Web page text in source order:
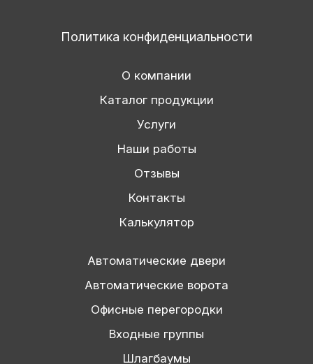
Политика конфиденциальности
О компании
Каталог продукции
Услуги
Наши работы
Отзывы
Контакты
Калькулятор
Автоматические двери
Автоматические ворота
Офисные перегородки
Входные группы
Шлагбаумы